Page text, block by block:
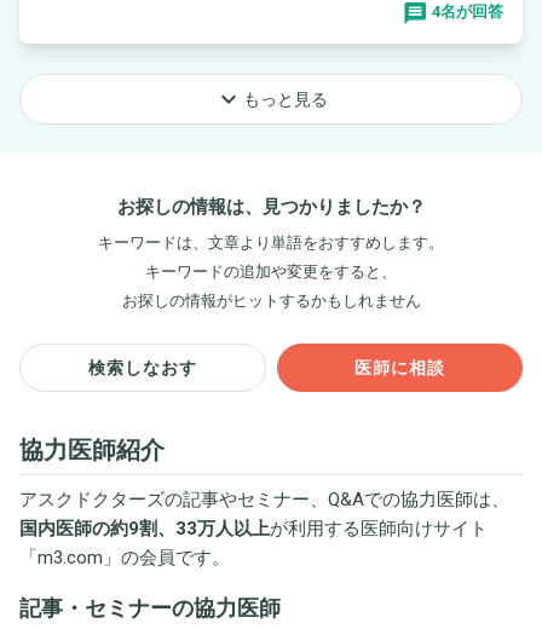
4名が回答
keyboard_arrow_down もっと見る
お探しの情報は、見つかりましたか？
キーワードは、文章より単語をおすすめします。
キーワードの追加や変更をすると、
お探しの情報がヒットするかもしれません
検索しなおす 医師に相談
協力医師紹介
アスクドクターズの記事やセミナー、Q&Aでの協力医師は、
国内医師の約9割、33万人以上が利用する医師向けサイト
「m3.com 」の会員です。
記事・セミナーの協力医師